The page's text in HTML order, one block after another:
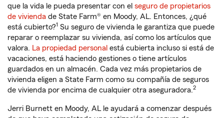
que la vida le pueda presentar con el seguro de propietarios
de vivienda de State Farm® en Moody, AL. Entonces, ¿qué
está cubierto?1 Su seguro de vivienda le garantiza que puede
reparar o reemplazar su vivienda, así como los artículos que
valora. La propiedad personal está cubierta incluso si está de
vacaciones, está haciendo gestiones o tiene artículos
guardados en un almacén. Cada vez más propietarios de
vivienda eligen a State Farm como su compañía de seguros
de vivienda por encima de cualquier otra aseguradora.2
Jerri Burnett en Moody, AL le ayudará a comenzar después